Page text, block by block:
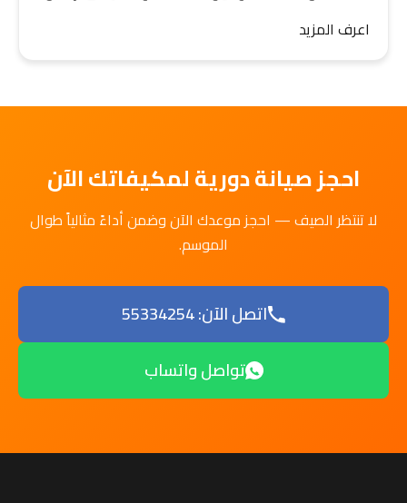
اعرف المزيد
احجز صيانة دورية لمكيفاتك الآن
لا تنتظر الصيف — احجز موعدك الآن وضمن أداءً مثالياً طوال
الموسم.
اتصل الآن: 55334254
تواصل واتساب